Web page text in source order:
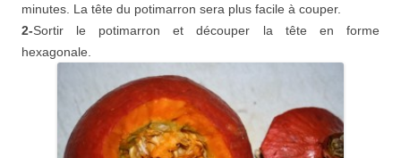
minutes. La tête du potimarron sera plus facile à couper.
2-Sortir le potimarron et découper la tête en forme
hexagonale.